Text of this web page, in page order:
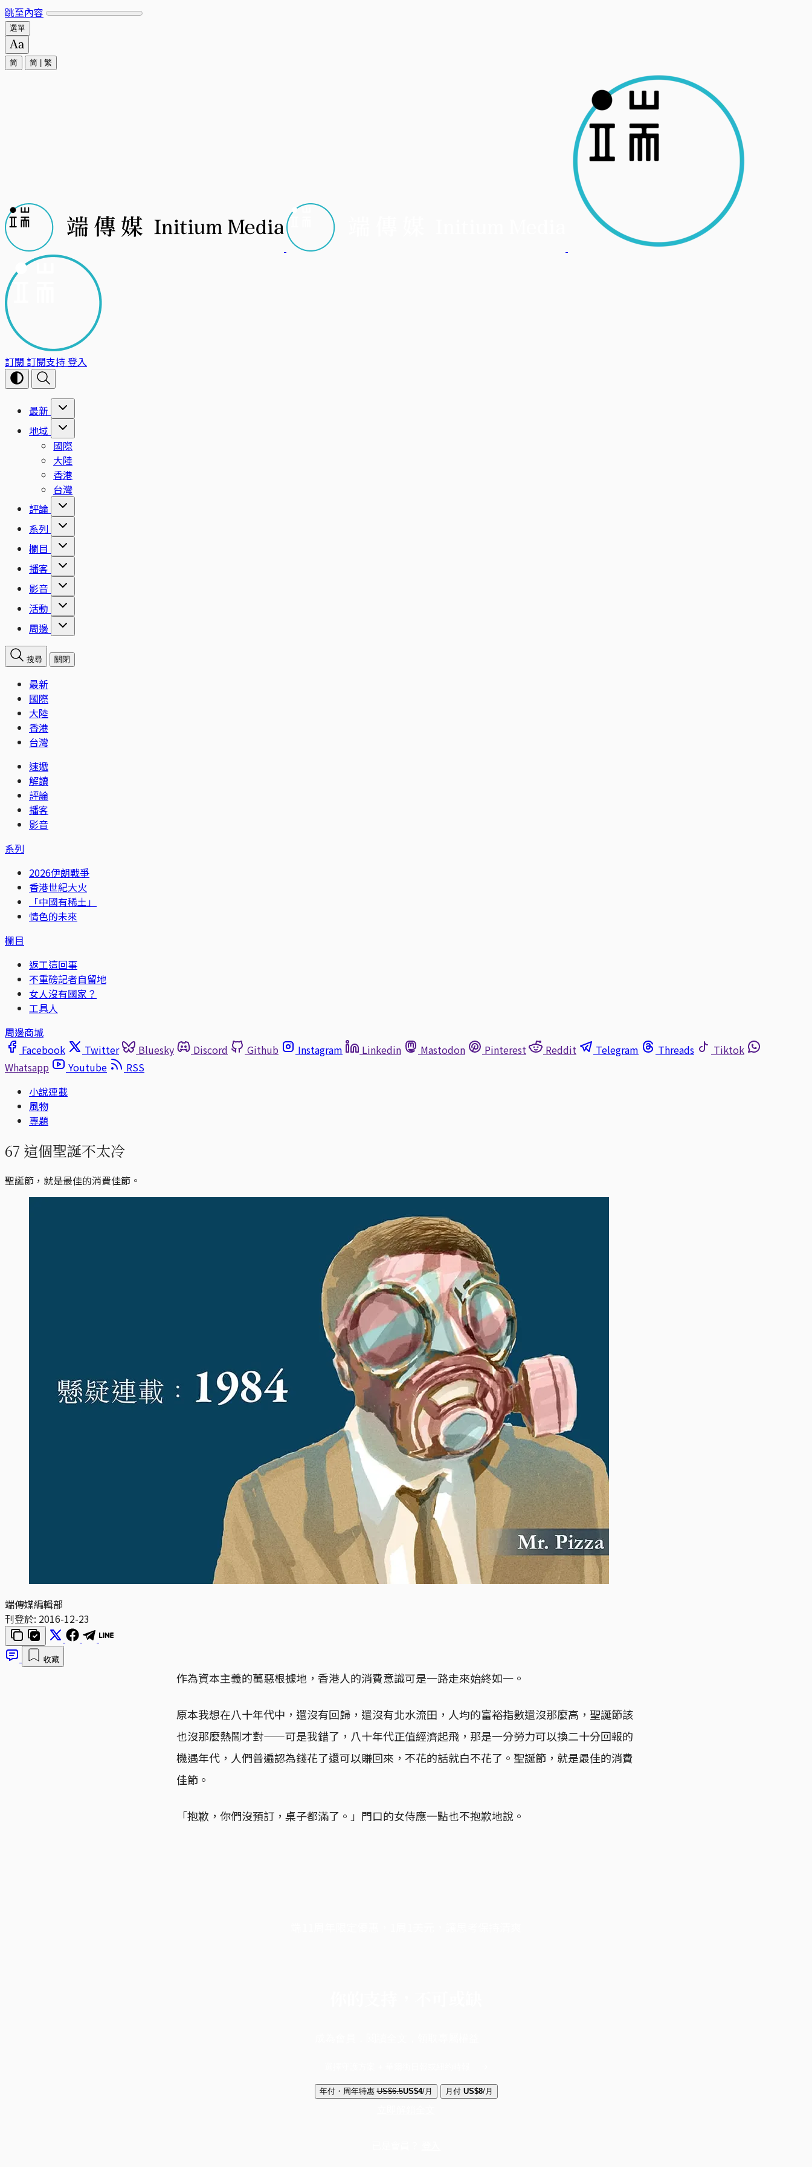
跳至內容
選單
简 简 繁
訂閱 訂閱支持登入
最新
地域
國際
大陸
香港
台灣
評論
系列
欄目
播客
影音
活動
周邊
搜尋 關閉
最新
國際
大陸
香港
台灣
速遞
解讀
評論
播客
影音
系列
2026伊朗戰爭
香港世紀大火
「中國有稀土」
情色的未來
欄目
返工這回事
不重磅記者自留地
女人沒有國家？
工具人
周邊商城
Facebook
Twitter Bluesky Discord Github Instagram Linkedin Mastodon Pinterest Reddit Telegram Threads
Tiktok
Whatsapp
Youtube
RSS
小說連載
風物
專題
67 這個聖誕不太冷
聖誕節，就是最佳的消費佳節。
端傳媒編輯部
刊登於: 2016-12-23
收藏
作為資本主義的萬惡根據地，香港人的消費意識可是一路走來始終如一。
原本我想在八十年代中，還沒有回歸，還沒有北水流田，人均的富裕指數還沒那麼高，聖誕節該
也沒那麼熱鬧才對——可是我錯了，八十年代正值經濟起飛，那是一分勞力可以換二十分回報的
機遇年代，人們普遍認為錢花了還可以賺回來，不花的話就白不花了。聖誕節，就是最佳的消費
佳節。
「抱歉，你們沒預訂，桌子都滿了。」門口的女侍應一點也不抱歉地說。
年付・周年特惠 US$6.5US$4/月 月付 US$8/月